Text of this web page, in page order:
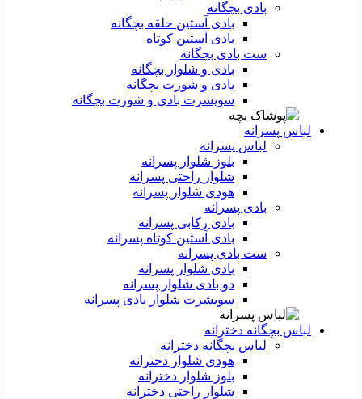
بادی بچگانه
بادی آستین حلقه بچگانه
بادی آستین کوتاه
ست‌ بادی بچگانه
بادی و شلوار بچگانه
بادی و شورت بچگانه
سویشرت بادی و شورت بچگانه
لباس پسرانه
لباس پسرانه
بلوز شلوار پسرانه
شلوار راحتی پسرانه
هودی شلوار پسرانه
بادی پسرانه
بادی رکابی پسرانه
بادی آستین کوتاه پسرانه
ست بادی پسرانه
بادی شلوار پسرانه
دو بادی شلوار پسرانه
سویشرت شلوار بادی پسرانه
لباس بچگانه دخترانه
لباس بچگانه دخترانه
هودی شلوار دخترانه
بلوز شلوار دخترانه
شلوار راحتی دخترانه